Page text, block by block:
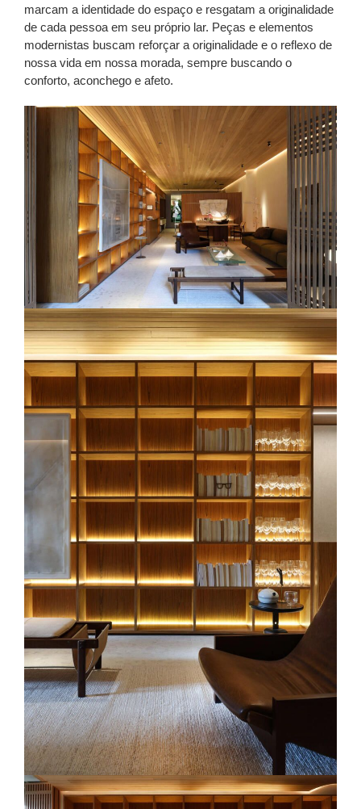
marcam a identidade do espaço e resgatam a originalidade
de cada pessoa em seu próprio lar. Peças e elementos
modernistas buscam reforçar a originalidade e o reflexo de
nossa vida em nossa morada, sempre buscando o
conforto, aconchego e afeto.